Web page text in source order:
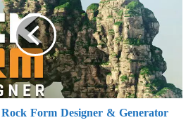
Designer
Generator
v1.4.1
Form Designer & Generator